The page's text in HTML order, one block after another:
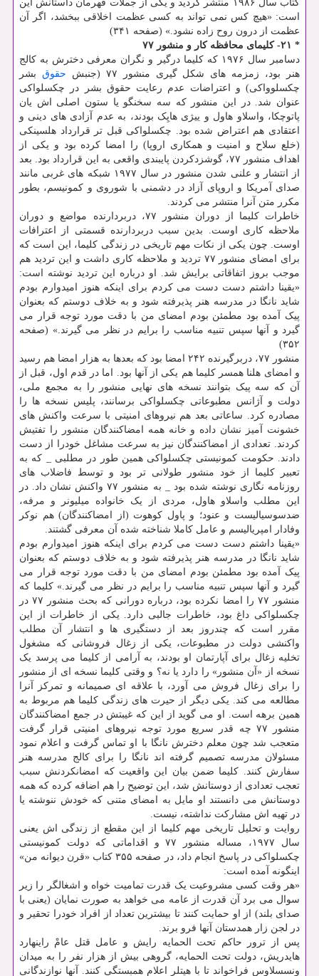
کتاب سال ۱۹۸۶ منتشر گردید و یکی از جملات قهرمان داستانش این
است: «هیچ کس نمی تواند به کسی عظمت اخلاقی ببخشد، اگر آن
عظمت از درون روح زاده نشود.» (صفحه ۳۴۱)
* ۲۱- کلیمای محافظه کار و منشور ۷۷
دسامبر سال ۱۹۷۶ که کلیما درگیر و نگران معرفی دخترش به کالج
هنر بود، زمزمه های شکل گیری منشور ۷۷ (جنبش
حقوق بشر
چکسلوواکی) و اعتراضات عدم رعایت حقوق بشر در چکسلواکی
عنوان شد. در این منشور که سه سخنگو یا ستون اصلی اش یان
پاتوچکا، واسلاو هاول و ییژی هایِک بودند، به عدم آزادی های دینی و
اعتقادی هم اعتراض شده بود. چکسلواکی قبل تر قرارداد هلسینکی
(خلع سلاح و امنیت و همکاری اروپا) را امضا کرده بود و یکی از
اهداف منشور ۷۷، گوشزدکردن پایبندی واقعی به این قرارداد بود. بعد
از انتشار و علنی شدن منشور در سال ۱۹۷۷ شبکه های غربی مانند
صدای آمریکا و اروپای آزاد در دشمنی با شوروی و کمونیسم، بطور
مکرر متن آنرا منتشر می کردند.
خاطرات کلیما از دوران منشور ۷۷، دربردارنده مواضع و دوران
ملاحظه کاری اوست. بدین سبب دربردارنده قسمتی از اعترافات
اوست. چون یکی از نکات مهم تاریخی در زندگی کلیما، این است که
برای امضای منشور ۷۷ تردید و ملاحظه کاری داشت و این تردید هم
موجب بروز اتفاقاتی برایش شد. او درباره این تردید نوشته است:
«یقینا داشتم دست دست می کردم برای اینکه هنوز امیدوارم بودم
شاید نانگا در مدرسه هنر پذیرفته شود و به خلاف دوستم که بعنوان
پیک آمده بود مطمئن بودم امضای من با دقت مورد توجه قرار می
گیرد و آنها سپس تنبیه مناسب را برایم در نظر می گیرند.» (صفحه
۳۵۲)
منشور ۷۷، دربرگیرنده ۲۴۲ امضا بود که بعدها به هزار امضا هم رسید
و امضای هلنا همسر کلیما هم یکی از آنها بود. اما در قدم اول، قبل از
آن که سه پیک بتوانند نسخه های نهایی منشور را به مجمع ملی،
دولت و آژانس مطبوعاتی چکسلواکی برسانند، پلیس نسخه ها را
مصادره کرد. ساعاتی بعد هم نیروهای امنیتی با سرعت واکنش های
خشونت آمیز نشان داده و خانه همه امضاکنندگان منشور را تفتیش
کردند. تعدادی از امضاکنندگان نیز به سرعت مشاغل خودرا از دست
دادند. حکومت کمونیستی چکسلواکی همین طور در مطلبی _ که به
تعبیر کلیما از خود منشور طولانی تر بود و توسط فاضلاب های
روزنامه نگاری نوشته شده بود _ به منشور ۷۷ واکنش نشان داد. در
این مطلب واسلاو هاول، مردی از یک خانواده میلیونر و مرفه،
ضدسوسیالیست و عنود؛ و پاول کوهوت (از امضاکنندگان) هم نوکر
وفادار امپریالیسم و عامل کاملا شناخته شده آن معرفی گشتند.
«یقینا داشتم دست دست می کردم برای اینکه هنوز امیدوارم بودم
شاید نانگا در مدرسه هنر پذیرفته شود و به خلاف دوستم که بعنوان
پیک آمده بود مطمئن بودم امضای من با دقت مورد توجه قرار می
گیرد و آنها سپس تنبیه مناسب را برایم در نظر می گیرند.» کلیما که
منشور ۷۷ را امضا نکرده بود، درباره دورانی که بحث منشور ۷۷ در
چکسلواکی داغ بود، خاطرات جالبی دارد. یکی از خاطرات از این
مقرر است که چندروز بعد از دستگیری ها و انتشار آن مطلب
واکنشی دولت در مطبوعات، یکی از زغال فروشانی که مشغول
تخلیه زغال برای آپارتمان او بودند، به آرامی از کلیما می پرسد یک
نسخه از «آن منشور» را دارد یا نه؟ و وقتی کلیما نسخه ای از منشور
را برای زغال فروش می آورد، با علاقه ای صمیمانه و تمرکز آنرا
مطالعه می کند. یکی دیگر از حیرت های زندگی کلیما هم مربوط به
همین برهه است. او می گوید از این که غیبتش در جمع امضاکنندگان
منشور ۷۷ چه قدر سریع مورد توجه نیروهای امنیتی قرار گرفت
متعجب شد چون معلم دخترش نانگا با او تماس گرفت و اعلام نمود
مسئولان مدرسه تصمیم گرفته اند نانگا را برای کالج مدرسه هنر
سفارش کنند. کلیما ضمن بیان این واقعیت که امضانکردنش سبب
تعجب تعدادی از دوستانش شد، این توضیح را هم اضافه کرده که همه
دوستانش می دانستند او مایل به امضای متنی که خودش ننوشته یا
در تهیه اش مشارکت نداشته، نیست.
روایت و تحلیل تاریخی مهم کلیما از این مقطع از زندگی اش یعنی
سال ۱۹۷۷، مساله منشور ۷۷ و اقداماتی که دولت کمونیستی
چکسلواکی در پاسخ انجام داد، در صفحه ۳۵۵ کتاب «قرن دیوانه من»
اینگونه آمده است:
«هر وقت کسی مشروعیت یک قدرت تمامیت خواه و اشغالگر را زیر
سوال می برد آن قدرت از عامه می خواهد به صورت نمایان (یعنی با
صدای بلند) از او حمایت کنند تا بیشترین تعداد از افراد خودرا تحقیر و
در لجن زار همدستان آنها فرو برند.
پس از ترور حاکم تحت الحمایه رایش و عامل قتل عامْ راینهارد
هایدریش، دولت تحت الحمایه، گروهی بیش از هزار نفر را به میدان
ونسسلاوس فراخواند تا با هیتلر اعلام همبستگی کنند. آنها نوازندگانی